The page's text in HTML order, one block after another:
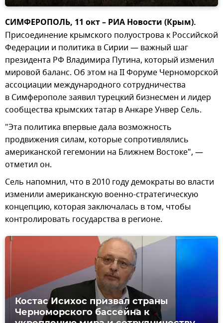
СИМФЕРОПОЛЬ, 11 окт – РИА Новости (Крым).
Присоединение крымского полуострова к Российской
Федерации и политика в Сирии — важный шаг
президента РФ Владимира Путина, который изменил
мировой баланс. Об этом на II Форуме Черноморской
ассоциации международного сотрудничества
в Симферополе заявил турецкий бизнесмен и лидер
сообщества крымских татар в Анкаре Унвер Сель.
"Эта политика впервые дала возможность
продвижения силам, которые сопротивлялись
американской гегемонии на Ближнем Востоке", —
отметил он.
Сель напомнил, что в 2010 году демократы во власти
изменили американскую военно-стратегическую
концепцию, которая заключалась в том, чтобы
контролировать государства в регионе.
Костас Исихос призвал страны
Черноморского бассейна к